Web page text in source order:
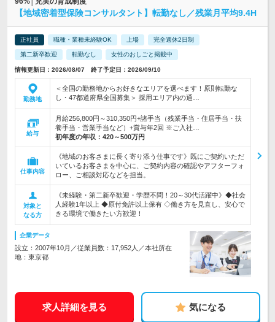
【地域密着型保険コンサルタント】転勤なし／残業月平均9.4H
正社員 職種・業種未経験OK 上場 完全週休2日制
第二新卒歓迎 転勤なし 女性のおしごと掲載中
情報更新日：2026/08/07 終了予定日：2026/09/10
勤務地
＜全国の勤務地からお好きなエリアを選べます！原則転勤な
し・47都道府県全国募集＞ 採用エリア内の通…
給与
月給256,800円～310,350円+諸手当（残業手当・住居手当・扶
養手当・営業手当など）+賞与年2回 ※ご入社…
初年度の年収： 420～500万円
仕事内容
《地域のお客さまに長く寄り添う仕事です》既にご契約いただ
いているお客さまを中心に、ご契約内容の確認やアフターフォ
ロー、ご相談対応などを担当。
対象と
なる方
《未経験・第二新卒歓迎・学歴不問！20～30代活躍中》◆社会
人経験1年以上 ◆原付免許以上保有 ◇働き方を見直し、安心で
きる環境で働きたい方歓迎！
企業データ
設立：2007年10月／従業員数：17,952人／本社所在
地：東京都
求人詳細を見る 気になる